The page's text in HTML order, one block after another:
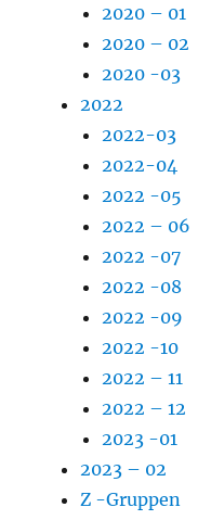
2020 – 01
2020 – 02
2020 -03
2022
2022-03
2022-04
2022 -05
2022 – 06
2022 -07
2022 -08
2022 -09
2022 -10
2022 – 11
2022 – 12
2023 -01
2023 – 02
Z -Gruppen